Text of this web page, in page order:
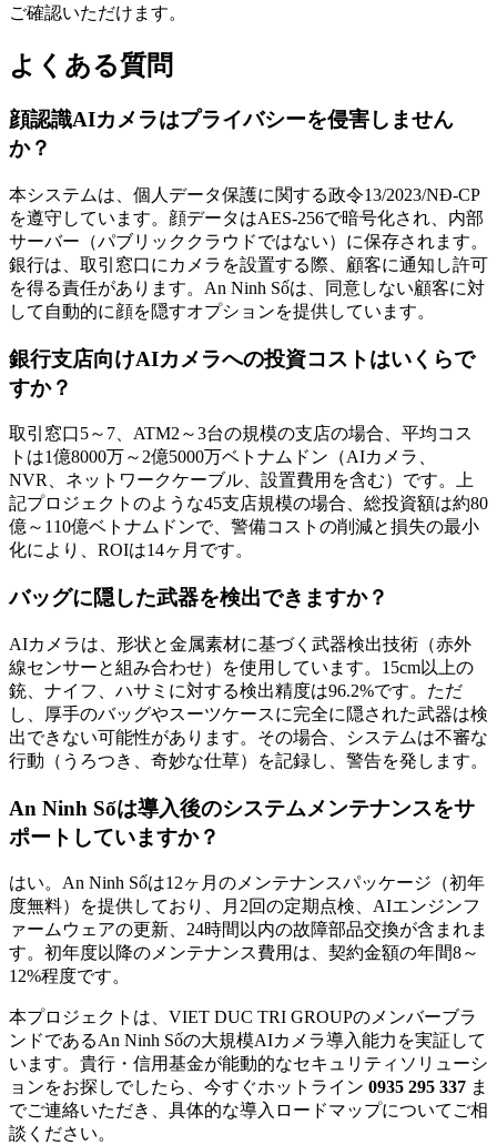
ご確認いただけます。
よくある質問
顔認識AIカメラはプライバシーを侵害しません
か？
本システムは、個人データ保護に関する政令13/2023/NĐ-CP
を遵守しています。顔データはAES-256で暗号化され、内部
サーバー（パブリッククラウドではない）に保存されます。
銀行は、取引窓口にカメラを設置する際、顧客に通知し許可
を得る責任があります。An Ninh Sốは、同意しない顧客に対
して自動的に顔を隠すオプションを提供しています。
銀行支店向けAIカメラへの投資コストはいくらで
すか？
取引窓口5～7、ATM2～3台の規模の支店の場合、平均コス
トは1億8000万～2億5000万ベトナムドン（AIカメラ、
NVR、ネットワークケーブル、設置費用を含む）です。上
記プロジェクトのような45支店規模の場合、総投資額は約80
億～110億ベトナムドンで、警備コストの削減と損失の最小
化により、ROIは14ヶ月です。
バッグに隠した武器を検出できますか？
AIカメラは、形状と金属素材に基づく武器検出技術（赤外
線センサーと組み合わせ）を使用しています。15cm以上の
銃、ナイフ、ハサミに対する検出精度は96.2%です。ただ
し、厚手のバッグやスーツケースに完全に隠された武器は検
出できない可能性があります。その場合、システムは不審な
行動（うろつき、奇妙な仕草）を記録し、警告を発します。
An Ninh Sốは導入後のシステムメンテナンスをサ
ポートしていますか？
はい。An Ninh Sốは12ヶ月のメンテナンスパッケージ（初年
度無料）を提供しており、月2回の定期点検、AIエンジンフ
ァームウェアの更新、24時間以内の故障部品交換が含まれま
す。初年度以降のメンテナンス費用は、契約金額の年間8～
12%程度です。
本プロジェクトは、VIET DUC TRI GROUPのメンバーブラ
ンドであるAn Ninh Sốの大規模AIカメラ導入能力を実証して
います。貴行・信用基金が能動的なセキュリティソリューシ
ョンをお探しでしたら、今すぐホットライン 0935 295 337 ま
でご連絡いただき、具体的な導入ロードマップについてご相
談ください。